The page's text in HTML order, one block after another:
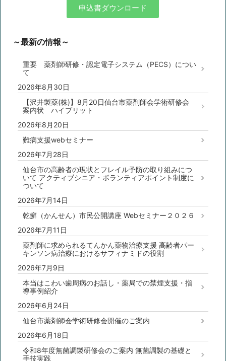
申込書ダウンロード
～最新の情報～
重要 薬剤師研修・認定電子システム（PECS）につい
て
2026年8月30日
【沢井製薬(株)】8月20日仙台市薬剤師会学術研修会
案内状 ハイブリット
2026年8月20日
難病支援webセミナー
2026年7月28日
仙台市の高齢者の現状とフレイル予防の取り組みにつ
いて アクティブシニア・ボランティアポイント制度に
ついて
2026年7月14日
乾癬（かんせん）市民公開講座 Webセミナー２０２６
2026年7月11日
薬剤師に求められるてんかん薬物治療支援 高齢者パー
キンソン病治療におけるサフィナミドの役割
2026年7月9日
本当はこわい歯周病のお話し・薬局での禁煙支援・指
導事例紹介
2026年6月24日
仙台市薬剤師会学術研修会開催のご案内
2026年6月18日
令和8年度無菌調製研修会のご案内 無菌調製の基礎と
手技実践